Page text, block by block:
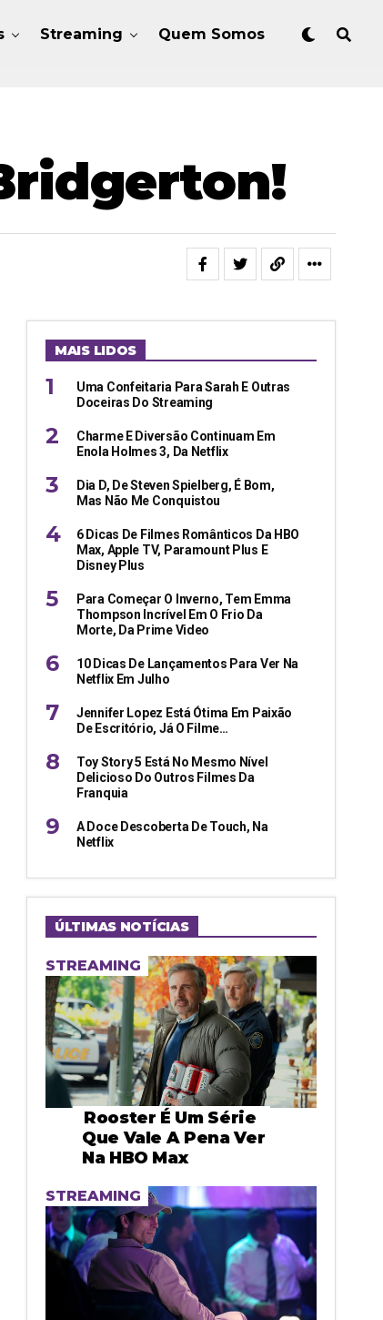
Streaming Quem Somos
MAIS LIDOS
Uma Confeitaria Para Sarah E Outras
Doceiras Do Streaming
Charme E Diversão Continuam Em
Enola Holmes 3, Da Netflix
Dia D, De Steven Spielberg, É Bom,
Mas Não Me Conquistou
6 Dicas De Filmes Românticos Da HBO
Max, Apple TV, Paramount Plus E
Disney Plus
Para Começar O Inverno, Tem Emma
Thompson Incrível Em O Frio Da
Morte, Da Prime Video
10 Dicas De Lançamentos Para Ver Na
Netflix Em Julho
Jennifer Lopez Está Ótima Em Paixão
De Escritório, Já O Filme…
Toy Story 5 Está No Mesmo Nível
Delicioso Do Outros Filmes Da
Franquia
A Doce Descoberta De Touch, Na
Netflix
ÚLTIMAS NOTÍCIAS
STREAMING
Rooster É Um Série
Que Vale A Pena Ver
Na HBO Max
STREAMING